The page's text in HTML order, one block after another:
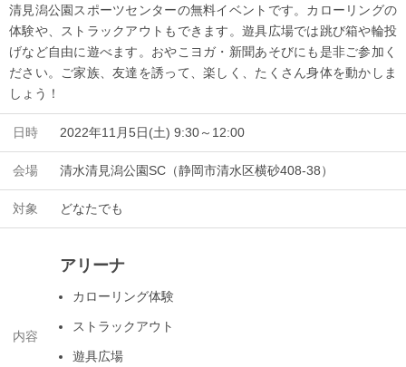
清見潟公園スポーツセンターの無料イベントです。カローリングの
体験や、ストラックアウトもできます。遊具広場では跳び箱や輪投
げなど自由に遊べます。おやこヨガ・新聞あそびにも是非ご参加く
ださい。ご家族、友達を誘って、楽しく、たくさん身体を動かしま
しょう！
日時 2022年11月5日(土) 9:30～12:00
会場 清水清見潟公園SC（静岡市清水区横砂408-38）
対象 どなたでも
内容
アリーナ
カローリング体験
ストラックアウト
遊具広場